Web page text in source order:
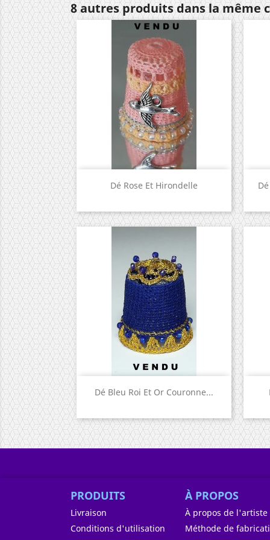
8 autres produits dans la même
Dé Rose Et Hirondelle
Aperçu rapide
Dé Bleu Roi Et Or Couronne...
 Aperçu rapide
PRODUITS
Livraison
Conditions d'utilisation
À PROPOS
À propos de l'artiste
Méthode de